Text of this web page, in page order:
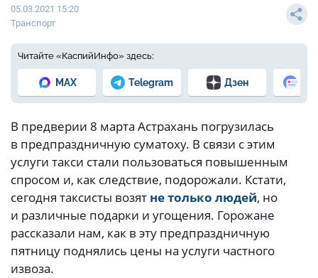
05.03.2021 15:20
Транспорт
Читайте «КаспийИнфо» здесь:
MAX Telegram Дзен
В предверии 8 марта Астрахань погрузилась
в предпраздничную суматоху. В связи с этим
услуги такси стали пользоваться повышенным
спросом и, как следствие, подорожали. Кстати,
сегодня таксисты возят не только людей, но
и различные подарки и угощения. Горожане
рассказали нам, как в эту предпраздничную
пятницу поднялись цены на услуги частного
извоза.